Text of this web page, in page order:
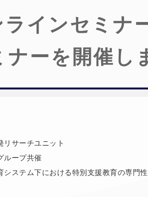
ラインセミナ
ナーを開催し
リサーチユニット
ループ共催
ステム下における特別支援教育の専門